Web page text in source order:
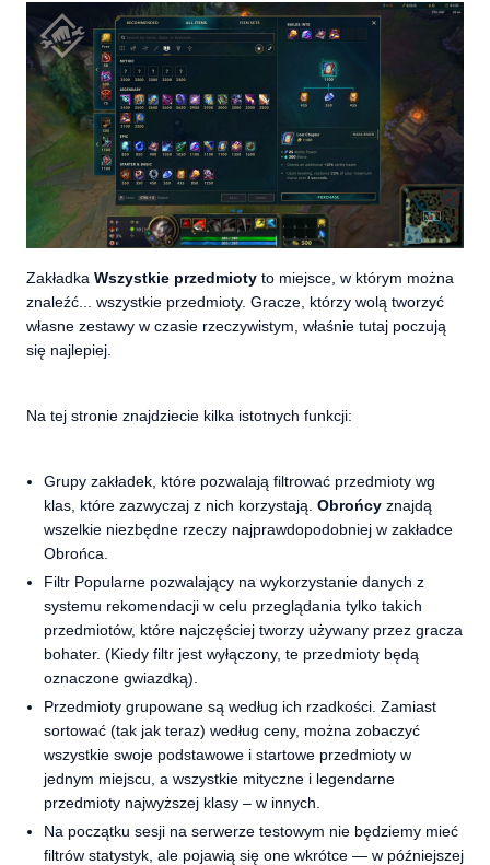
Zakładka Wszystkie przedmioty to miejsce, w którym można
znaleźć... wszystkie przedmioty. Gracze, którzy wolą tworzyć
własne zestawy w czasie rzeczywistym, właśnie tutaj poczują
się najlepiej.
Na tej stronie znajdziecie kilka istotnych funkcji:
Grupy zakładek, które pozwalają filtrować przedmioty wg
klas, które zazwyczaj z nich korzystają. Obrońcy znajdą
wszelkie niezbędne rzeczy najprawdopodobniej w zakładce
Obrońca.
Filtr Popularne pozwalający na wykorzystanie danych z
systemu rekomendacji w celu przeglądania tylko takich
przedmiotów, które najczęściej tworzy używany przez gracza
bohater. (Kiedy filtr jest wyłączony, te przedmioty będą
oznaczone gwiazdką).
Przedmioty grupowane są według ich rzadkości. Zamiast
sortować (tak jak teraz) według ceny, można zobaczyć
wszystkie swoje podstawowe i startowe przedmioty w
jednym miejscu, a wszystkie mityczne i legendarne
przedmioty najwyższej klasy – w innych.
Na początku sesji na serwerze testowym nie będziemy mieć
filtrów statystyk, ale pojawią się one wkrótce — w późniejszej